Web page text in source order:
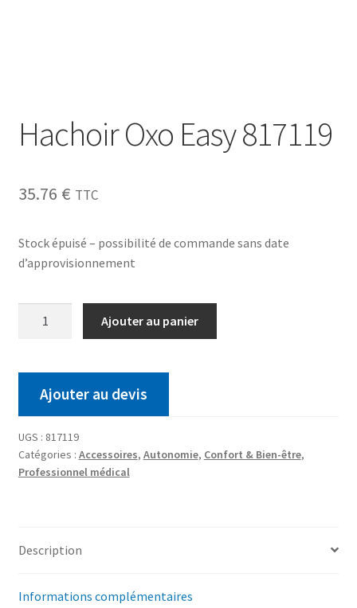
Hachoir Oxo Easy 817119
35.76 € TTC
Stock épuisé – possibilité de commande sans date
d’approvisionnement
Ajouter au panier
Ajouter au devis
UGS : 817119
Catégories : Accessoires, Autonomie, Confort & Bien-être,
Professionnel médical
Description
Informations complémentaires